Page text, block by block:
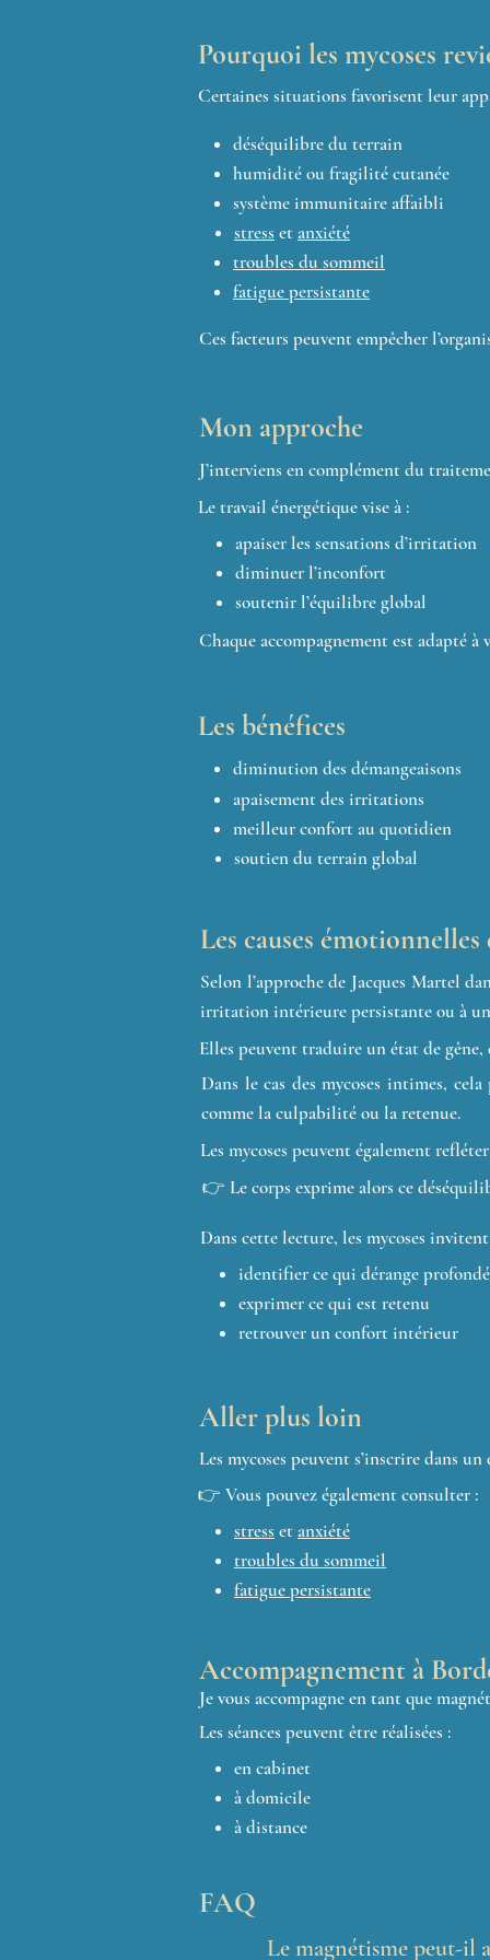
Pourquoi les mycoses
Certaines situations favorisent leur
déséquilibre du terrain
humidité ou fragilité cutanée
système immunitaire affaibli
stress et anxiété
troubles du sommeil
fatigue persistante
Ces facteurs peuvent empêcher
Mon approche
J’interviens en complément du
Le travail énergétique vise à :
apaiser les sensations d’irritation
diminuer l’inconfort
soutenir l’équilibre global
Chaque accompagnement est adapté
Les bénéfices
diminution des démangeaisons
apaisement des irritations
meilleur confort au quotidien
soutien du terrain global
Les causes émotionnelles
Selon l’approche de Jacques Martel
irritation intérieure persistante ou à un
Elles peuvent traduire un état de
Dans le cas des mycoses intimes,
comme la culpabilité ou la retenue.
Les mycoses peuvent également
👉 Le corps exprime alors ce
Dans cette lecture, les mycoses
identifier ce qui dérange
exprimer ce qui est retenu
retrouver un confort intérieur
Aller plus loin
Les mycoses peuvent s’inscrire dans
👉 Vous pouvez également consulter :
stress et anxiété
troubles du sommeil
fatigue persistante
Accompagnement à
Je vous accompagne en tant que
Les séances peuvent être réalisées :
en cabinet
à domicile
à distance
FAQ
Le magnétisme peut-il